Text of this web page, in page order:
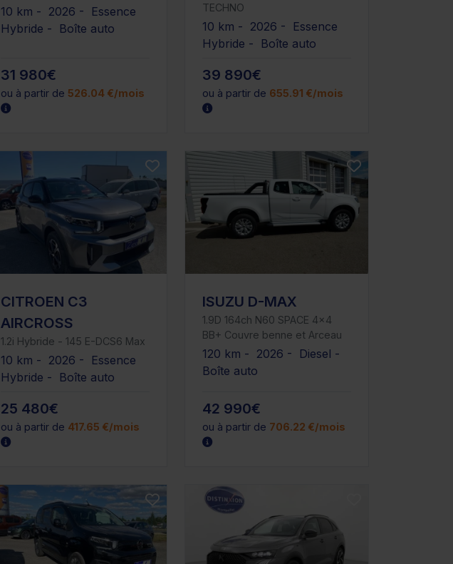
10 km - 2026 - Essence
Hybride - Boîte auto
31 980€
ou à partir de 526.04 €/mois
TECHNO
10 km - 2026 - Essence
Hybride - Boîte auto
39 890€
ou à partir de 655.91 €/mois
CITROEN C3
AIRCROSS
1.2i Hybride - 145 E-DCS6 Max
10 km - 2026 - Essence
Hybride - Boîte auto
25 480€
ou à partir de 417.65 €/mois
ISUZU D-MAX
1.9D 164ch N60 SPACE 4x4
BB+ Couvre benne et Arceau
120 km - 2026 - Diesel -
Boîte auto
42 990€
ou à partir de 706.22 €/mois